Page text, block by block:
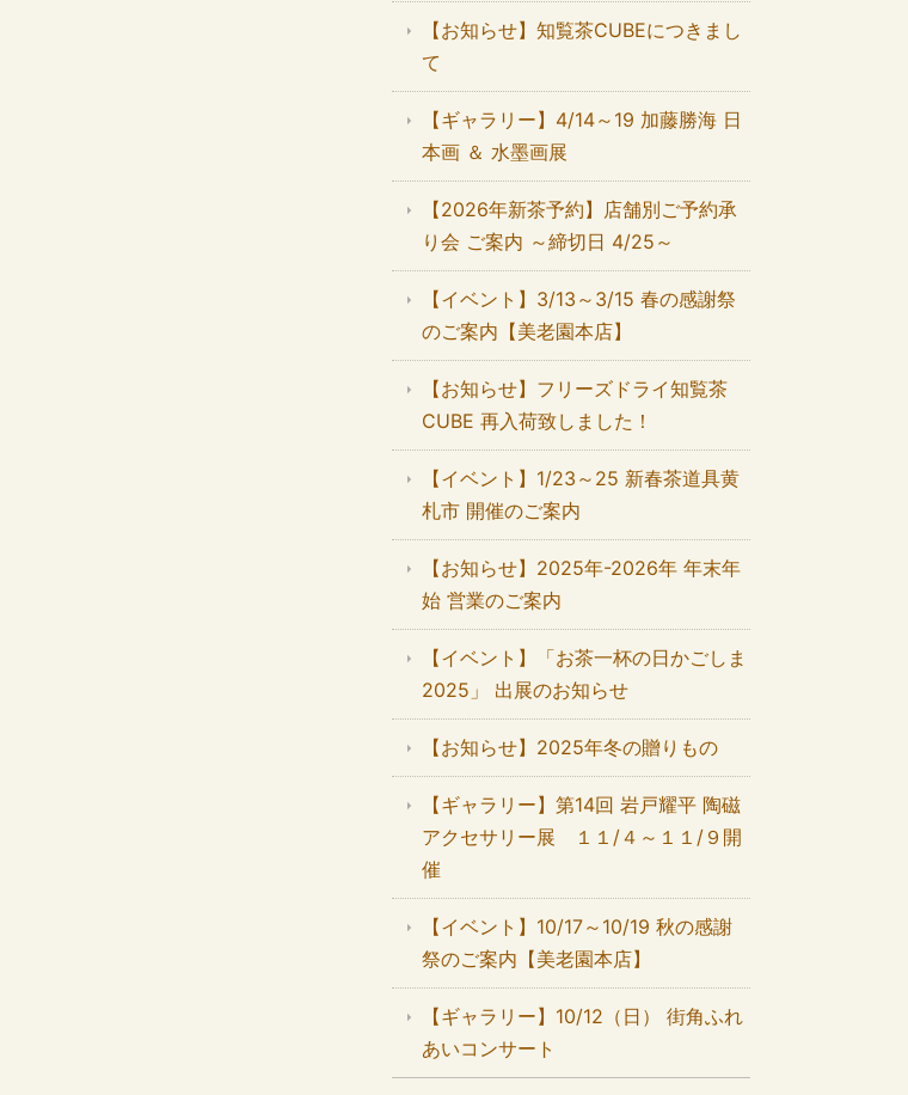
【お知らせ】知覧茶CUBEにつきまし
て
【ギャラリー】4/14～19 加藤勝海 日
本画 ＆ 水墨画展
【2026年新茶予約】店舗別ご予約承
り会 ご案内 ～締切日 4/25～
【イベント】3/13～3/15 春の感謝祭
のご案内【美老園本店】
【お知らせ】フリーズドライ知覧茶
CUBE 再入荷致しました！
【イベント】1/23～25 新春茶道具黄
札市 開催のご案内
【お知らせ】2025年-2026年 年末年
始 営業のご案内
【イベント】「お茶一杯の日かごしま
2025」 出展のお知らせ
【お知らせ】2025年冬の贈りもの
【ギャラリー】第14回 岩戸耀平 陶磁
アクセサリー展 １１/４～１１/９開
催
【イベント】10/17～10/19 秋の感謝
祭のご案内【美老園本店】
【ギャラリー】10/12（日） 街角ふれ
あいコンサート